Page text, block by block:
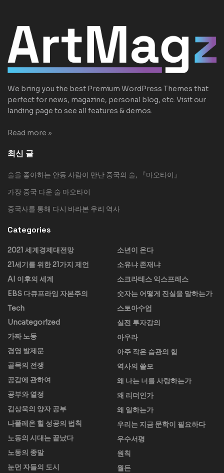
We bring you the best Premium WordPress Themes that
perfect for news, magazine, personal blog, etc. Visit our
landing page to see all features & demos.
Read more »
최신 글
술을 좋아하는 안동 사람이 만난 중국의 술, 『마오타이』
가장 중국 다운 술 마오타이
중국사를 통해 다시 바라본 우리 역사
Categories
2021 세계경제대전망
21세기를 위한 21가지 제언
AI 이후의 세계
EBS 다큐프라임 자본주의
Tech
Uncategorized
가짜 노동
경영 발제문
골목의 전쟁
공감에 관하여
공부와 열정
김상욱의 양자 공부
나폴레온 힐 성공의 법칙
노동의 시대는 끝났다
노동의 종말
눈먼 자들의 도시
소년이 온다
소유냐 존재냐
소크라테스 익스프레스
숫자는 어떻게 진실을 말하는가
스토아수업
실전 투자강의
아우라
아주 작은 습관의 힘
역사의 쓸모
왜 나는 너를 사랑하는가
왜 리더인가
왜 일하는가
우리는 지금 문학이 필요하다
우수서평
원칙
월든